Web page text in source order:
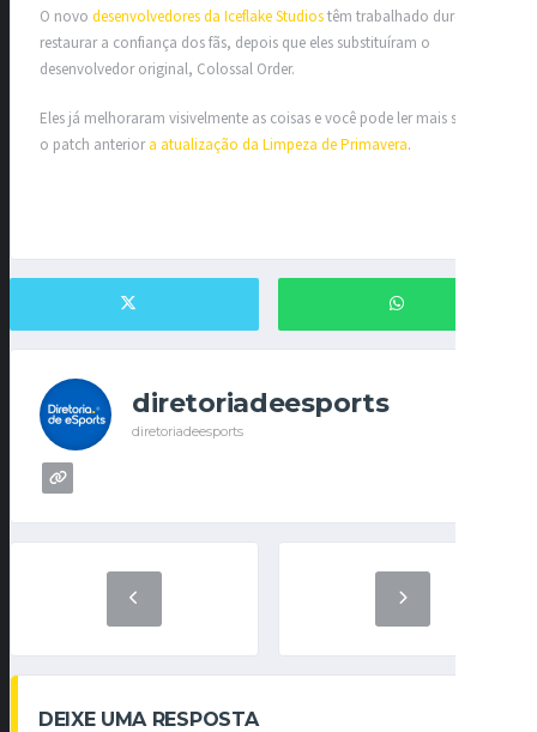
O novo desenvolvedores da Iceflake Studiostêm trabalhado duro para
restaurar a confiança dos fãs, depois que eles substituíram o
desenvolvedor original, Colossal Order.
Eles já melhoraram visivelmente as coisas e você pode ler mais sobre
o patch anteriora atualização da Limpeza de Primavera.
diretoriadeesports
diretoriadeesports
DEIXE UMA RESPOSTA